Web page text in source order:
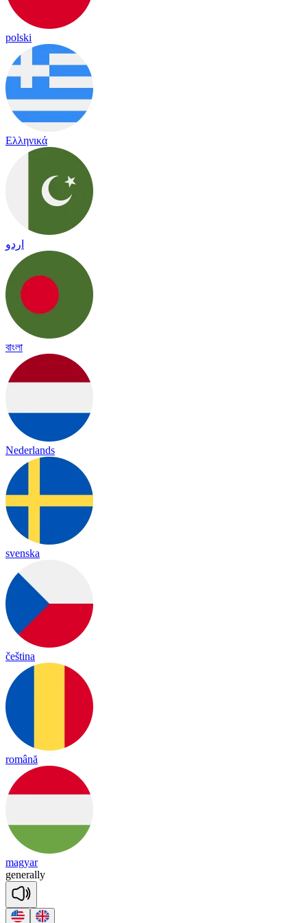
polski
Ελληνικά
اردو
বাংলা
Nederlands
svenska
čeština
română
magyar
generally